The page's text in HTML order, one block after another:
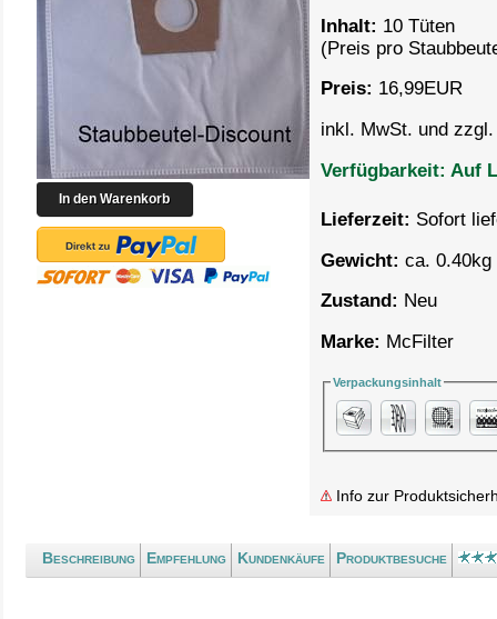
Inhalt: 10 Tüten
(Preis pro
Preis: 16,99EUR
inkl. MwSt. und
Verfügbarkeit: Auf
Lieferzeit: Sofort
Gewicht: ca. 0.40kg
Zustand: Neu
Marke: McFilter
Verpackungsinhalt
Info zur
Beschreibung Empfehlung Kundenkäufe Produktbesuche